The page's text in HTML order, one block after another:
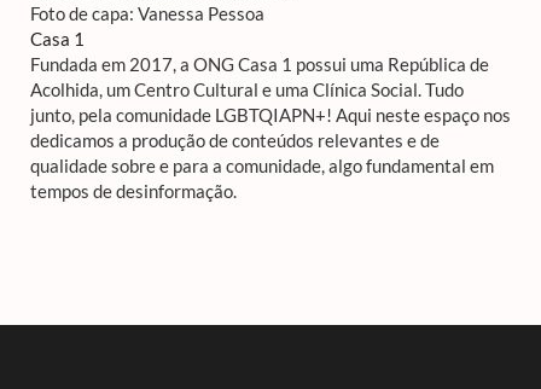
Foto de capa: Vanessa Pessoa
Casa 1
Fundada em 2017, a ONG Casa 1 possui uma República de
Acolhida, um Centro Cultural e uma Clínica Social. Tudo
junto, pela comunidade LGBTQIAPN+! Aqui neste espaço nos
dedicamos a produção de conteúdos relevantes e de
qualidade sobre e para a comunidade, algo fundamental em
tempos de desinformação.